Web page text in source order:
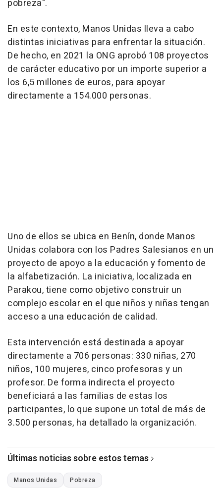
pobreza".
En este contexto, Manos Unidas lleva a cabo
distintas iniciativas para enfrentar la situación.
De hecho, en 2021 la ONG aprobó 108 proyectos
de carácter educativo por un importe superior a
los 6,5 millones de euros, para apoyar
directamente a 154.000 personas.
Uno de ellos se ubica en Benín, donde Manos
Unidas colabora con los Padres Salesianos en un
proyecto de apoyo a la educación y fomento de
la alfabetización. La iniciativa, localizada en
Parakou, tiene como objetivo construir un
complejo escolar en el que niños y niñas tengan
acceso a una educación de calidad.
Esta intervención está destinada a apoyar
directamente a 706 personas: 330 niñas, 270
niños, 100 mujeres, cinco profesoras y un
profesor. De forma indirecta el proyecto
beneficiará a las familias de estas los
participantes, lo que supone un total de más de
3.500 personas, ha detallado la organización.
Últimas noticias sobre estos temas
Manos Unidas Pobreza